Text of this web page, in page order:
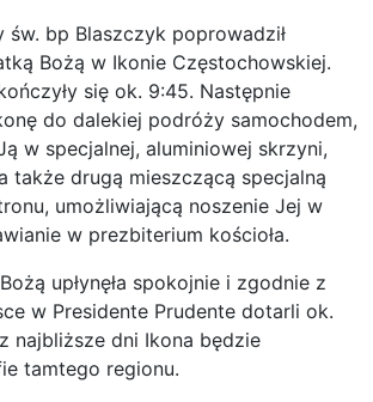
św. bp Blaszczyk poprowadził
Bożą w Ikonie Częstochowskiej.
się ok. 9:45. Następnie
do dalekiej podróży samochodem,
w specjalnej, aluminiowej skrzyni,
także drugą mieszczącą specjalną
umożliwiającą noszenie Jej w
w prezbiterium kościoła.
upłynęła spokojnie i zgodnie z
w Presidente Prudente dotarli ok.
najbliższe dni Ikona będzie
tamtego regionu.